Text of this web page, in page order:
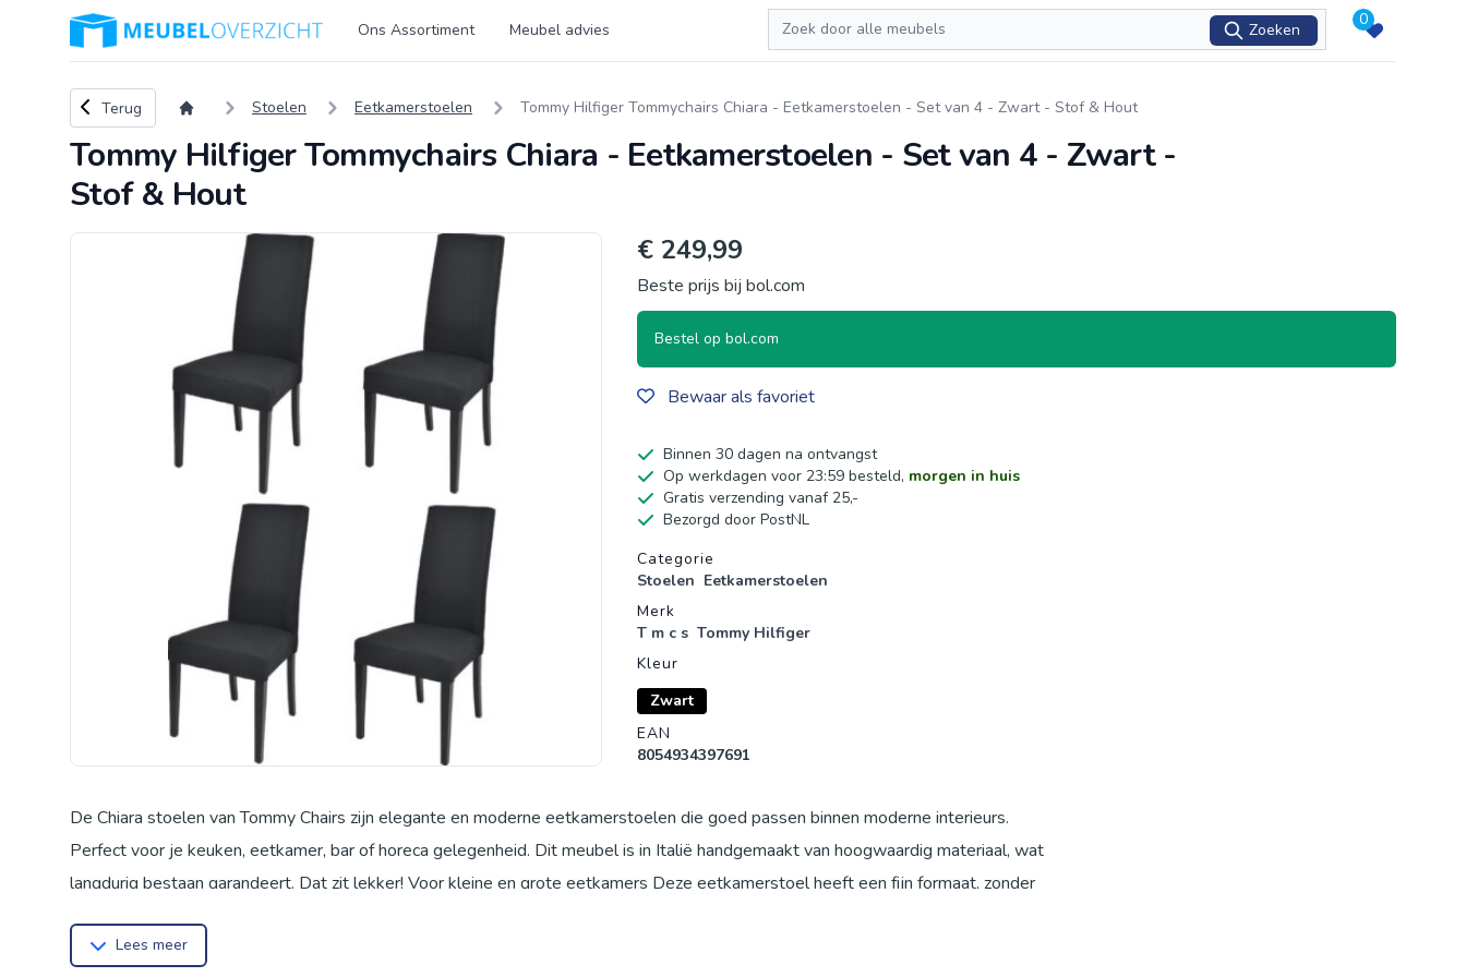
Logo Meubeloverzicht.nl Ons Assortiment Meubel advies
Zoeken
Zoeken
0
Terug naar overzicht
Terug Stoelen Eetkamerstoelen Tommy Hilfiger Tommychairs Chiara - Eetkamerstoelen - Set van 4 - Zwart - Stof & Hout
Tommy Hilfiger Tommychairs Chiara - Eetkamerstoelen - Set van 4 - Zwart -
Stof & Hout
€ 249,99
Beste prijs bij bol.com
Bestel op bol.com
Bewaar als favoriet
Binnen 30 dagen na ontvangst
Op werkdagen voor 23:59 besteld, morgen in huis
Gratis verzending vanaf 25,-
Bezorgd door PostNL
Productgegevens
Categorie
Stoelen Eetkamerstoelen
Merk
T m c s Tommy Hilfiger
Kleur
Zwart
EAN
8054934397691
De Chiara stoelen van Tommy Chairs zijn elegante en moderne eetkamerstoelen die goed passen binnen moderne interieurs.
Perfect voor je keuken, eetkamer, bar of horeca gelegenheid. Dit meubel is in Italië handgemaakt van hoogwaardig materiaal, wat
langdurig bestaan garandeert. Dat zit lekker! Voor kleine en grote eetkamers Deze eetkamerstoel heeft een fijn formaat, zonder
Afmetingen: De afmetingen van deze stoel zijn: 46 cm breed x x 55 cm diep x 99 cm hoog. Het gaat om een handgemaakt
Lees meer